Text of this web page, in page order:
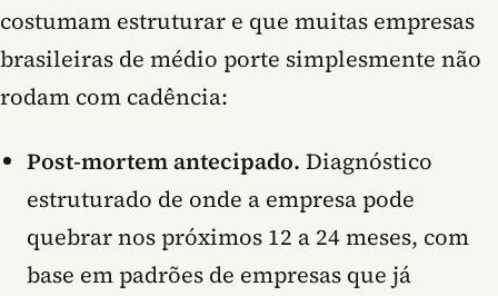
costumam estruturar e que muitas empresas
brasileiras de médio porte simplesmente não
rodam com cadência:
Post-mortem antecipado. Diagnóstico
estruturado de onde a empresa pode
quebrar nos próximos 12 a 24 meses, com
base em padrões de empresas que já